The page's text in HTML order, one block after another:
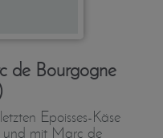
de Bourgogne
Epoisses-Käse
und mit Marc de